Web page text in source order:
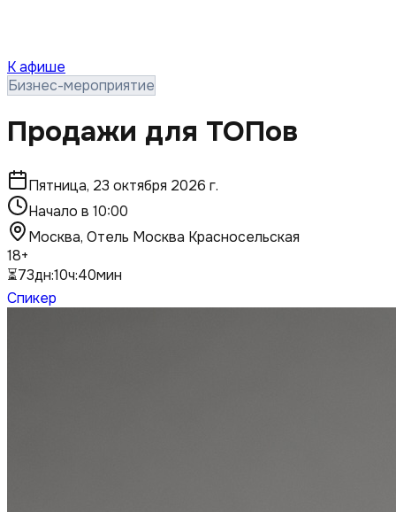
К афише
Бизнес-мероприятие
Продажи для ТОПов
Пятница, 23 октября 2026 г.
Начало в 10:00
Москва, Отель Москва Красносельская
18+
⏳73дн:10ч:40мин
Спикер